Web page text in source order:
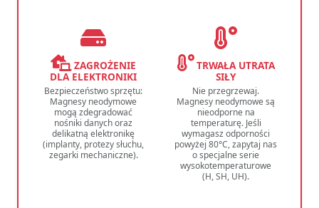
ZAGROŻENIE
DLA ELEKTRONIKI
Bezpieczeństwo sprzętu:
Magnesy neodymowe
mogą zdegradować
nośniki danych oraz
delikatną elektronikę
(implanty, protezy słuchu,
zegarki mechaniczne).
TRWAŁA UTRATA
SIŁY
Nie przegrzewaj.
Magnesy neodymowe są
nieodporne na
temperaturę. Jeśli
wymagasz odporności
powyżej 80°C, zapytaj nas
o specjalne serie
wysokotemperaturowe
(H, SH, UH).